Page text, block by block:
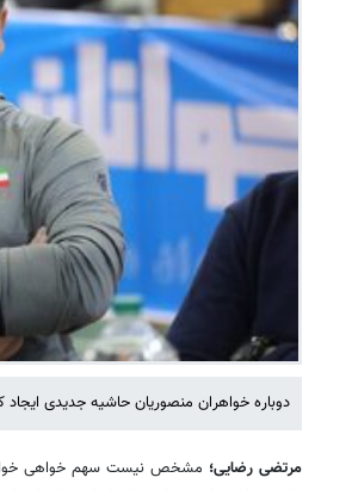
دوباره خواهران منصوریان حاشیه جدیدی ایجاد
مرتضی رضایی؛ مشخص نیست سهم خواهی